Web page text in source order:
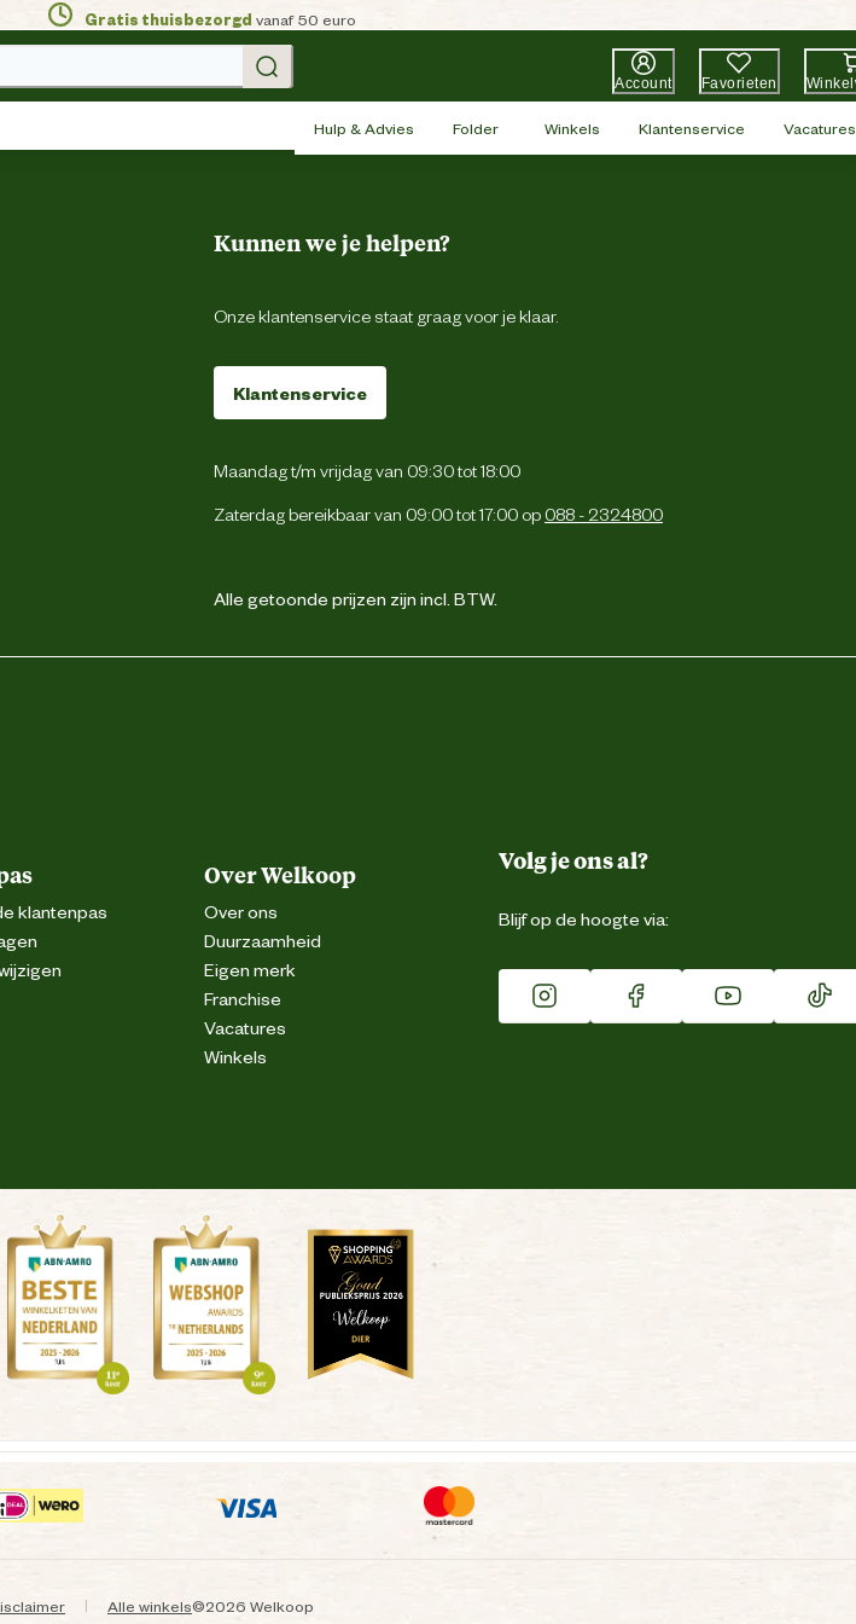
Gratis thuisbezorgd vanaf 50 euro
Account Favorieten
Hulp & Advies Folder Winkels Klantenservice Vacatures
Kunnen we je helpen?
Onze klantenservice staat graag voor je klaar.
Klantenservice
Maandag t/m vrijdag van 09:30 tot 18:00
Zaterdag bereikbaar van 09:00 tot 17:00 op 088 - 2324800
Alle getoonde prijzen zijn incl. BTW.
klantenpas
Over Welkoop
Over ons
Duurzaamheid
Eigen merk
Franchise
Vacatures
Winkels
Volg je ons al?
Blijf op de hoogte via:
Alle winkels©2026 Welkoop